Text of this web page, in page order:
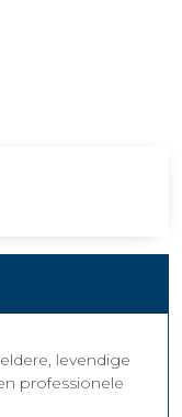
levendige
professionele